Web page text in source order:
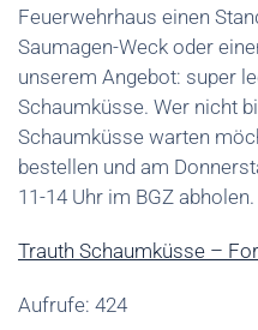
Feuerwehrhaus einen
Saumagen-Weck oder
unserem Angebot: super
Schaumküsse. Wer nicht
Schaumküsse warten
bestellen und am
11-14 Uhr im BGZ abholen.
Trauth Schaumküsse –
Aufrufe: 424